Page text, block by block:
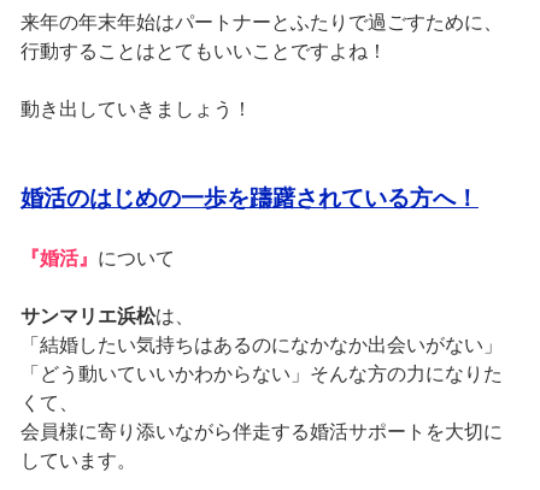
来年の年末年始はパートナーとふたりで過ごすために、
行動することはとてもいいことですよね！
動き出していきましょう！
婚活のはじめの一歩を躊躇されている方へ！
『婚活』 について
サンマリエ浜松は、
「結婚したい気持ちはあるのになかなか出会いがない」
「どう動いていいかわからない」そんな方の力になりた
くて、
会員様に寄り添いながら伴走する婚活サポートを大切に
しています。